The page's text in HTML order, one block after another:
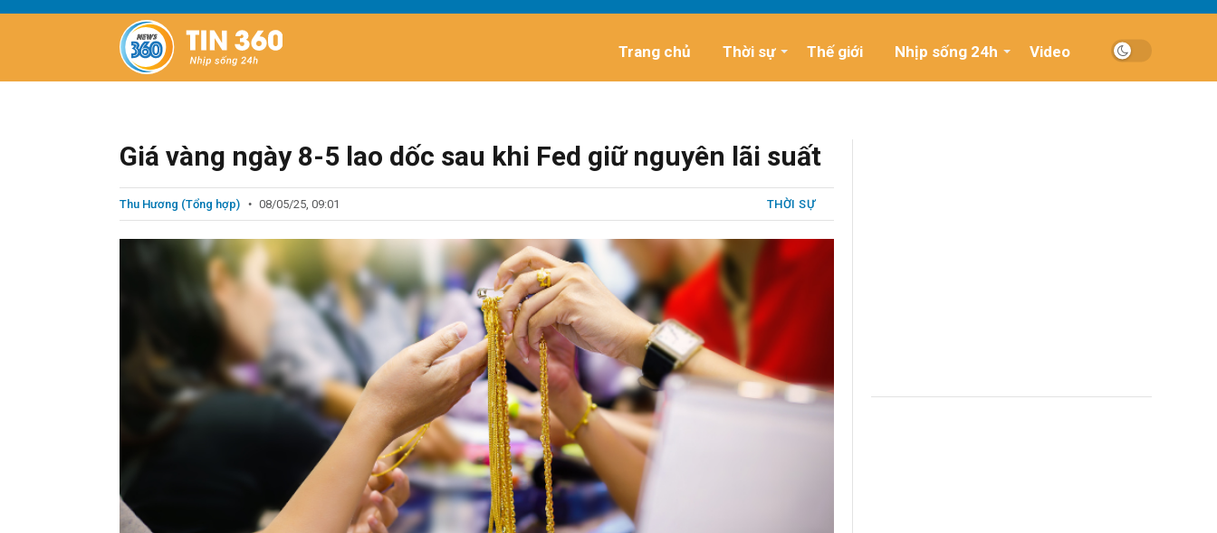
Trang chủ Thời sự Thế giới Nhịp sống 24h Video
Giá vàng ngày 8-5 lao dốc sau khi Fed giữ nguyên lãi suất
Thu Hương (Tổng hợp) 08/05/25, 09:01 THỜI SỰ